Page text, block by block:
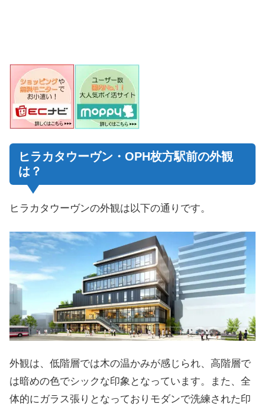
ヒラカタウーヴン・OPH枚方駅前の外観
は？
ヒラカタウーヴンの外観は以下の通りです。
外観は、低階層では木の温かみが感じられ、高階層で
は暗めの色でシックな印象となっています。また、全
体的にガラス張りとなっておりモダンで洗練された印